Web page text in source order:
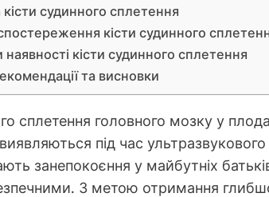
кісти судинного сплетення
кісти судинного
кісти судинного сплетення
та висновки
сплетення головного мозку у
під час ультразвукового
занепокоєння у майбутніх
З метою отримання